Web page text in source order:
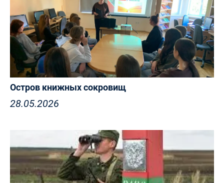
Остров книжных сокровищ
28.05.2026